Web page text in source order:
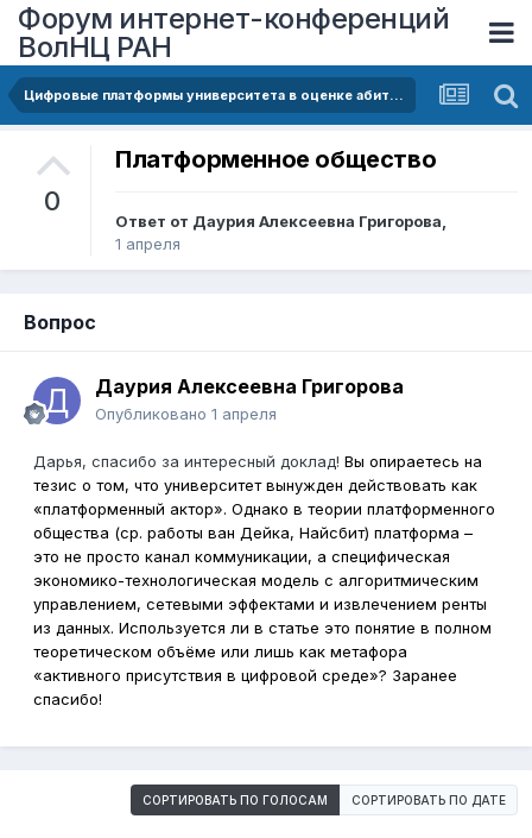
Форум интернет-конференций
ВолНЦ РАН
Цифровые платформы университета в оценке абитуриентов
0
Платформенное общество
Ответ от Даурия Алексеевна Григорова,
1 апреля
Вопрос
Даурия Алексеевна Григорова
Опубликовано 1 апреля
Дарья, спасибо за интересный доклад! Вы опираетесь на
тезис о том, что университет вынужден действовать как
«платформенный актор». Однако в теории платформенного
общества (ср. работы ван Дейка, Найсбит) платформа –
это не просто канал коммуникации, а специфическая
экономико-технологическая модель с алгоритмическим
управлением, сетевыми эффектами и извлечением ренты
из данных. Используется ли в статье это понятие в полном
теоретическом объёме или лишь как метафора
«активного присутствия в цифровой среде»? Заранее
спасибо!
СОРТИРОВАТЬ ПО ГОЛОСАМ СОРТИРОВАТЬ ПО ДАТЕ